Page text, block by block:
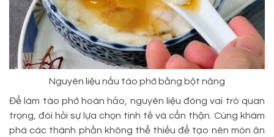
Nguyên liệu nấu tào phớ bằng bột năng
Để làm tào phớ hoàn hảo, nguyên liệu đóng vai trò quan
trọng, đòi hỏi sự lựa chọn tinh tế và cẩn thận. Cùng khám
phá các thành phần không thể thiếu để tạo nên món ăn